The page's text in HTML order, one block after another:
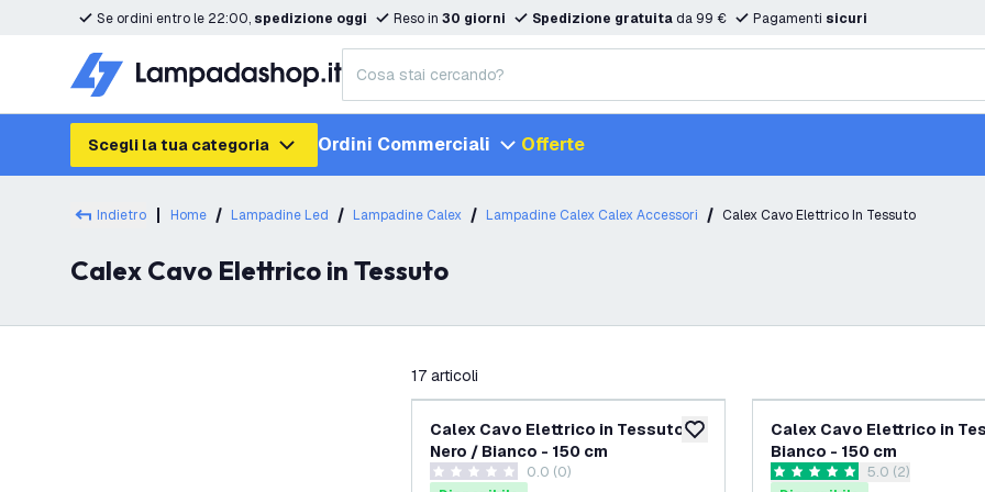
Se ordini entro le 22:00, spedizione oggi Reso in 30 giorni Spedizione gratuita da 99 € Pagamenti sicuri
Scegli la tua categoria Ordini Commerciali Offerte
Indietro Home Lampadine Led Lampadine Calex Lampadine Calex Calex Accessori Calex Cavo Elettrico In Tessuto
Calex Cavo Elettrico in Tessuto
17 articoli
aggiungi alla lista desideri
Calex Cavo Elettrico in Tessuto -
Nero / Bianco - 150 cm
0 stelle di valutazione
0.0 (0)
Calex Cavo Elettrico in
Bianco - 150 cm
apri il cassetto
5 stelle di valutazione
5.0 (2)
filtra